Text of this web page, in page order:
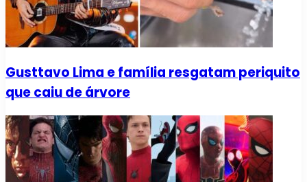
Gusttavo Lima e família resgatam periquito
que caiu de árvore